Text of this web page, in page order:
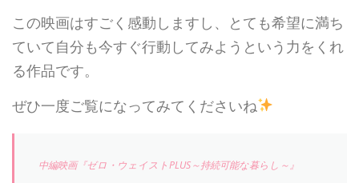
この映画はすごく感動しますし、とても希望に満ち
ていて自分も今すぐ行動してみようという力をくれ
る作品です。
ぜひ一度ご覧になってみてくださいね
中編映画『ゼロ・ウェイストPLUS～持続可能な暮らし～』